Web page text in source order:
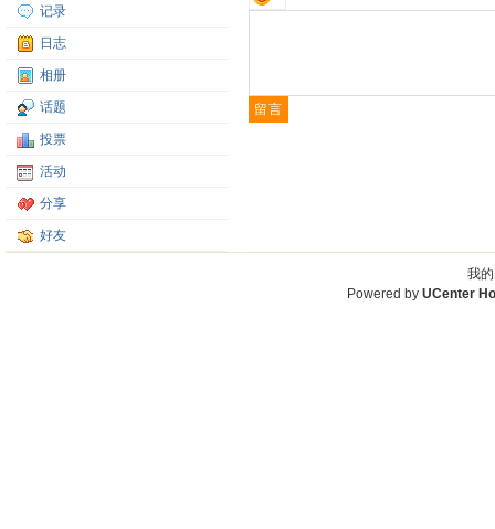
记录
日志
相册
话题
投票
活动
分享
好友
我
Powered by UCenter